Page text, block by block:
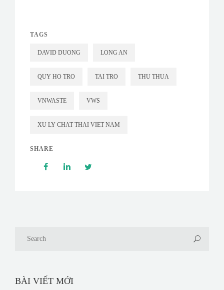
TAGS
DAVID DUONG LONG AN
QUY HO TRO TAI TRO THU THUA
VNWASTE VWS
XU LY CHAT THAI VIET NAM
SHARE
BÀI VIẾT MỚI